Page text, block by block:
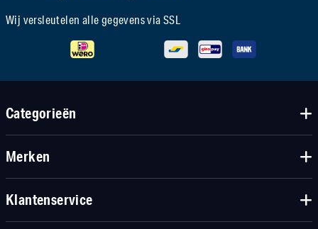
Wij versleutelen alle gegevens via SSL
Categorieën
Merken
Klantenservice